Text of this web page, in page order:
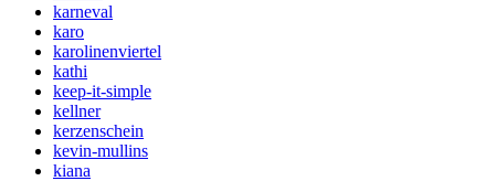
karneval
karo
karolinenviertel
kathi
keep-it-simple
kellner
kerzenschein
kevin-mullins
kiana